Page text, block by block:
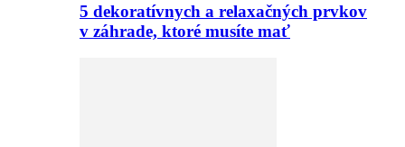
5 dekoratívnych a relaxačných prvkov
v záhrade, ktoré musíte mať